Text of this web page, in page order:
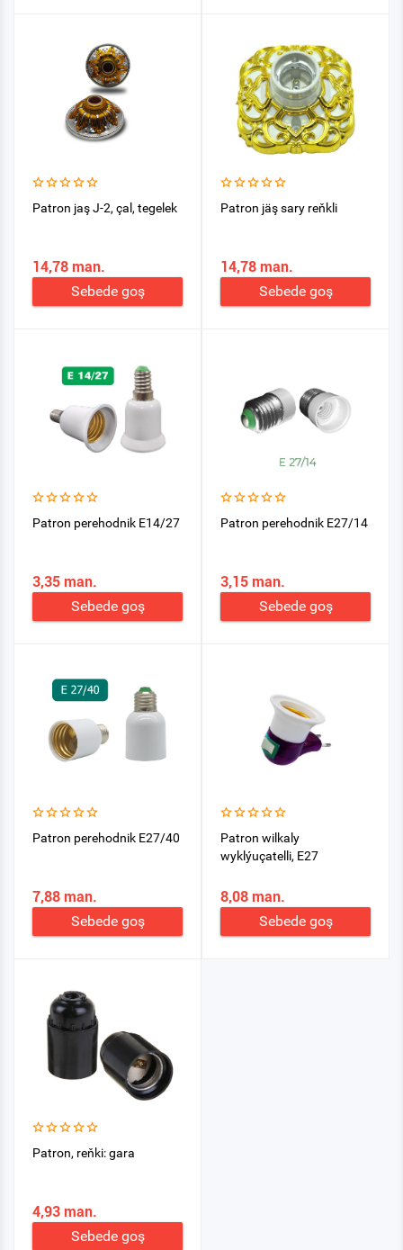
Patron jaş J-2, çal, tegelek
14,78 man.
Sebede goş
Patron jäş sary reňkli
14,78 man.
Sebede goş
Patron perehodnik E14/27
3,35 man.
Sebede goş
Patron perehodnik E27/14
3,15 man.
Sebede goş
Patron perehodnik E27/40
7,88 man.
Sebede goş
Patron wilkaly
wyklýuçatelli, E27
8,08 man.
Sebede goş
Patron, reňki: gara
4,93 man.
Sebede goş